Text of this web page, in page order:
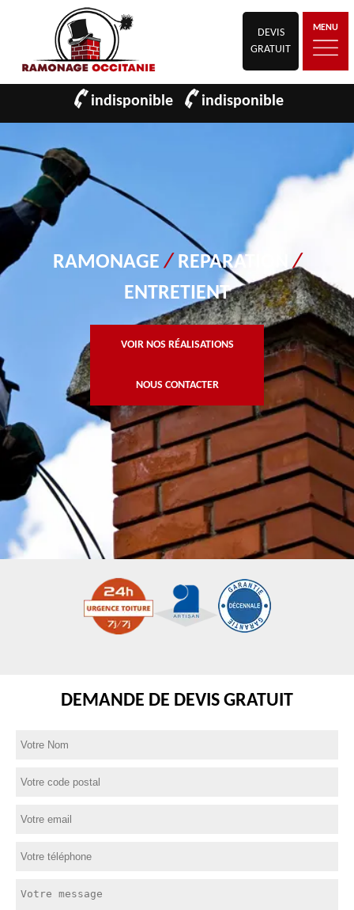
DEVIS
GRATUIT
MENU
indisponible indisponible
RAMONAGE/ REPARATION/
ENTRETIENT
VOIR NOS RÉALISATIONS
NOUS CONTACTER
DEMANDE DE DEVIS GRATUIT